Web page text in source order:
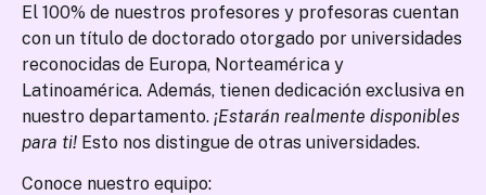
El 100% de nuestros profesores y profesoras cuentan
con un título de doctorado otorgado por universidades
reconocidas de Europa, Norteamérica y
Latinoamérica. Además, tienen dedicación exclusiva en
nuestro departamento. ¡Estarán realmente disponibles
para ti! Esto nos distingue de otras universidades.
Conoce nuestro equipo: